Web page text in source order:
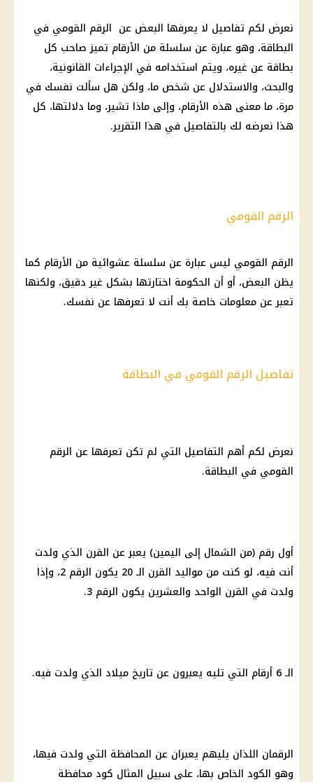
نعرض لكم تفاصيل لا يعرفها البعض عن الرقم القومي في
البطاقة، وهو عبارة عن سلسلة من الأرقام تميز صاحب كل
بطاقة عن غيره، ويتم استخدامه في الإجراءات القانونية،
والبحث، والاستدلال عن شخص ما، ولكن هل سألت نفسك في
مرة، ما معنى هذه الأرقام، وإلى ماذا تشير، وما دلالتها، كل
هذا نعرضه لك بالتفاصيل في هذا التقرير.
الرقم القومي
الرقم القومي ليس عبارة عن سلسلة عشوائية من الأرقام كما
يظن البعض، أو أن الحكومة اختارتها بشكل غير دقيق، ولكنها
تعبر عن معلومات خاصة بك أنت لا تعرفها عن نفسك.
تفاصيل الرقم القومي في البطاقة
نعرض لكم أهم التفاصيل التي لم تكن تعرفها عن الرقم
القومي في البطاقة.
أول رقم (من الشمال إلى اليمين) يعبر عن القرن الذي ولدت
أنت فيه، لو كنت من مواليد القرن الـ 20 يكون الرقم 2، وإذا
ولدت في القرن الواحد والعشرين يكون الرقم 3.
الـ 6 أرقام التي تليه يعبرون عن تاريخ ميلاد الذي ولدت فيه.
الرقمان اللذان يليهم يعبران عن المحافظة التي ولدت فيها،
وهو الكود الخاص بها، على سبيل المثال كود محافظة